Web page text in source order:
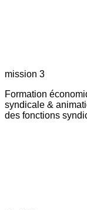
mission 3
Formation
syndicale &
des fonctions